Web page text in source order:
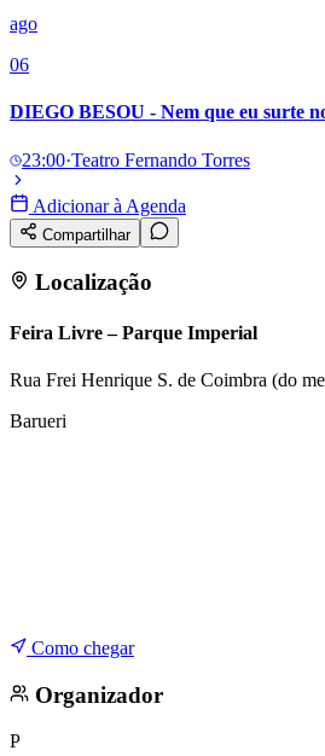
ago
06
DIEGO BESOU - Nem que eu surte
23:00·Teatro Fernando Torres
Adicionar à Agenda
Compartilhar
Localização
Feira Livre – Parque Imperial
Rua Frei Henrique S. de Coimbra (do
Barueri
Como chegar
Organizador
P